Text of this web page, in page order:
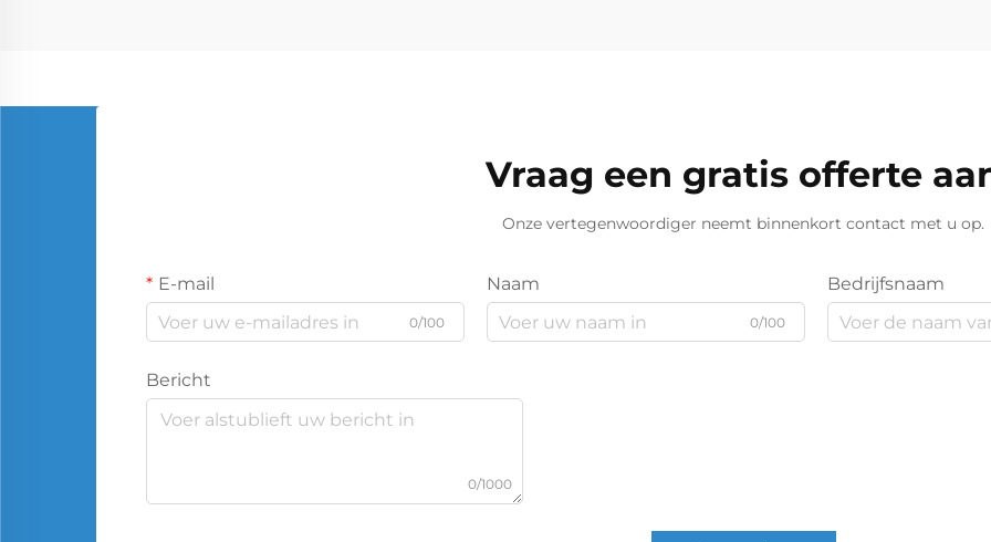
Vraag een gratis offerte
Onze vertegenwoordiger neemt binnenkort contact met u op.
E-mail
0/100
Naam
0/100
Bedrijfsnaam
Bericht
0/1000